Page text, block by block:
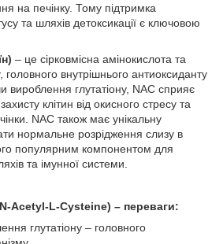
на печінку. Тому підтримка
та шляхів детоксикації є ключовою
– це сірковмісна амінокислота та
головного внутрішнього антиоксиданту
вироблення глутатіону, NAC сприяє
клітин від окисного стресу та
NAC також має унікальну
нормальне розрідження слизу в
популярним компонентом для
та імунної системи.
Acetyl-L-Cysteine) – переваги:
глутатіону – головного